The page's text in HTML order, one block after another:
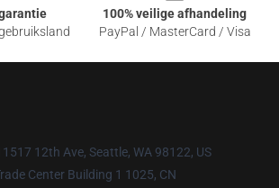
100% veilige afhandeling
PayPal / MasterCard / Visa
12th Ave, Seattle, WA 98122, US
Center Building 1 1025, CN